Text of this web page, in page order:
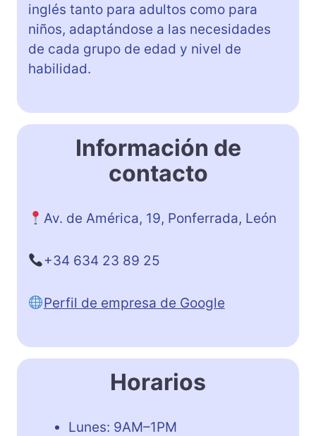
inglés tanto para adultos como para
niños, adaptándose a las necesidades
de cada grupo de edad y nivel de
habilidad.
Información de
contacto
Av. de América, 19, Ponferrada, León
+34 634 23 89 25
Perfil de empresa de Google
Horarios
Lunes: 9AM–1PM